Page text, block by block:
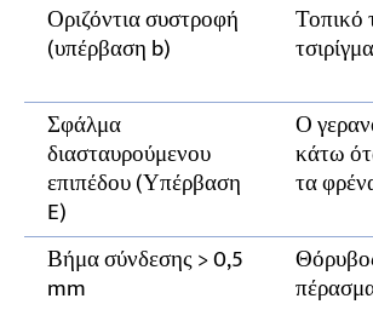
Οριζόντια συστροφή
(υπέρβαση b)
Τοπικό
τσιρίγμα
Σφάλμα
διασταυρούμενου
επιπέδου (Υπέρβαση
E)
Ο
κάτω
τα
Βήμα σύνδεσης > 0,5
mm